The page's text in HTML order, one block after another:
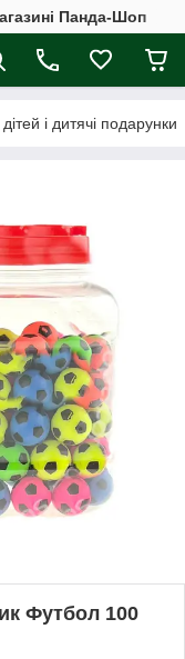
Панда-Шоп
і дитячі подарунки
Футбол 100